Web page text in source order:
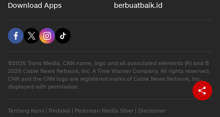
Download Apps berbuatbaik.id
©2026 Trans Media, CNN name, logo and all associated elements (R) and ©
2026 Cable News Network, Inc. A Time Warner Company. All rights reserved.
CNN and the CNN logo are registered marks of Cable News Network, Inc.,
displayed with permission.
Tentang Kami Redaksi Pedoman Media Siber Disclaimer